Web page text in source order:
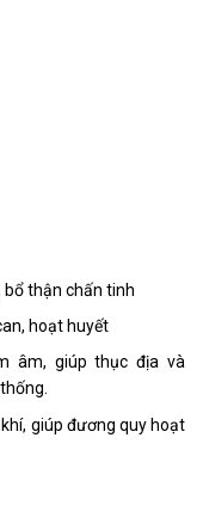
thận chấn tinh
hoạt huyết
âm, giúp thục địa và
giúp đương quy hoạt